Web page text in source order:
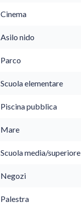
Cinema
Asilo nido
Parco
Scuola elementare
Piscina pubblica
Mare
Scuola media/superiore
Negozi
Palestra